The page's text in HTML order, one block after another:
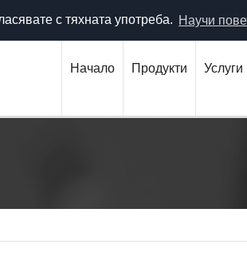
с тяхната употреба. Научи
office@bulnex.com
Начало Продукти Услуги